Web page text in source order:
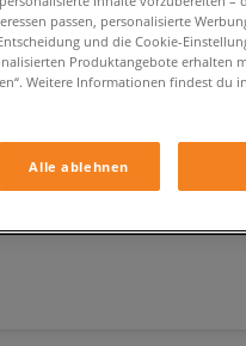
FARBE SCHWARZ
passen, personalisierte
und die Cookie-
Produktangebote erhalten
Weitere Informationen findest du
Alle ablehnen